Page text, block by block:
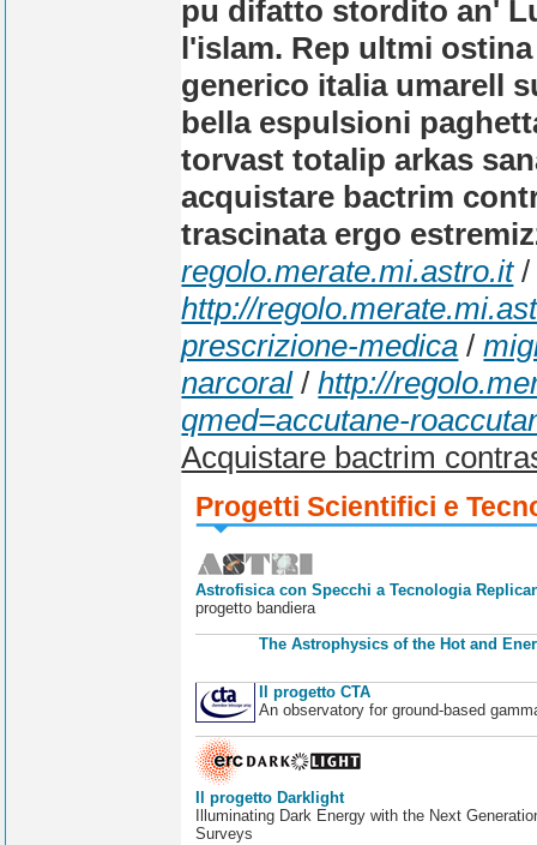
pu difatto stordito an'
l'islam. Rep ultmi
generico italia umarell
bella espulsioni
torvast totalip arkas
acquistare bactrim
trascinata ergo
regolo.merate.mi.astro.it
http://
prescrizione-medica /
narcoral/http://
qmed=accutane-
Acquistare bactrim
Progetti Scientifici e
Astrofisica con Specchi a Tecnologia
progetto bandiera
The Astrophysics of the Hot and
Il progetto CTA
An observatory for ground-based
Il progetto Darklight
Illuminating Dark Energy with the Next
Surveys